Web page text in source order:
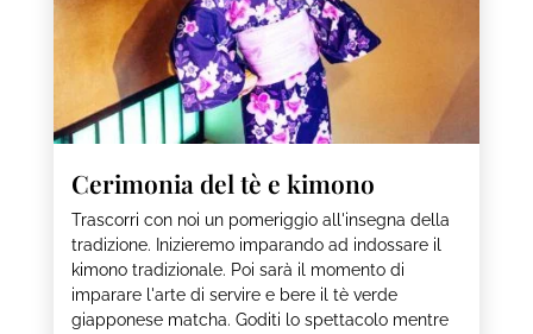
Cerimonia del tè e kimono
Trascorri con noi un pomeriggio all'insegna della
tradizione. Inizieremo imparando ad indossare il
kimono tradizionale. Poi sarà il momento di
imparare l'arte di servire e bere il tè verde
giapponese matcha. Goditi lo spettacolo mentre